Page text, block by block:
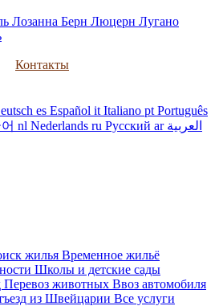
Лозанна Берн Люцерн Лугано
Контакты
es Español it Italiano pt Português
nl Nederlands ru Русский ar العربية
жилья Временное жильё
Школы и детские сады
Перевоз животных Ввоз автомобиля
из Швейцарии Все услуги